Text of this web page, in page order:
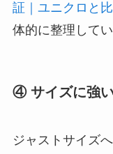
証｜ユニクロと
体的に整理してい
④ サイズに強
ジャストサイズ